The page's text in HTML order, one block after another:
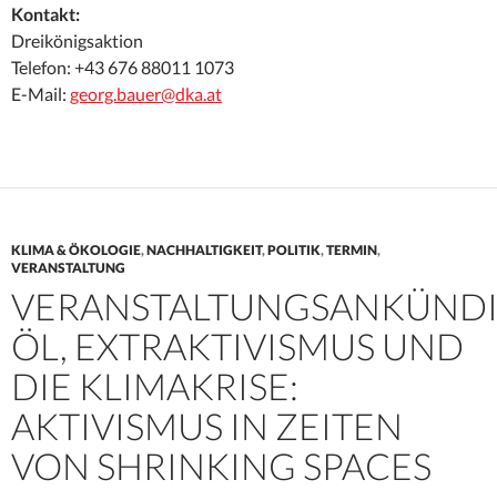
Kontakt:
Dreikönigsaktion
Telefon: +43 676 88011 1073
E-Mail: georg.bauer@dka.at
KLIMA & ÖKOLOGIE,NACHHALTIGKEIT,POLITIK,TERMIN,
VERANSTALTUNG
ÖL, EXTRAKTIVISMUS UND
DIE KLIMAKRISE:
AKTIVISMUS IN ZEITEN
VON SHRINKING SPACES